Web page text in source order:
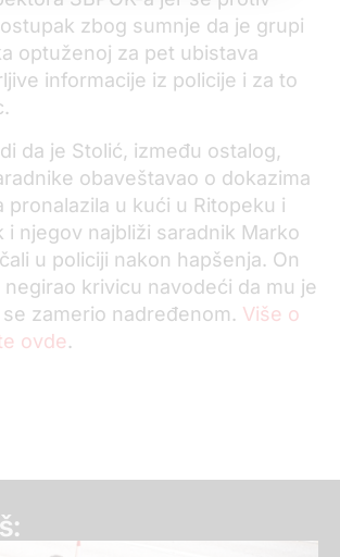
zbog sumnje da je grupi
optuženoj za pet ubistava
informacije iz policije i za to
da je Stolić, između ostalog,
obaveštavao o dokazima
pronalazila u kući u Ritopeku i
i njegov najbliži saradnik Marko
u policiji nakon hapšenja. On
krivicu navodeći da mu je
zamerio nadređenom. Više o
ovde.